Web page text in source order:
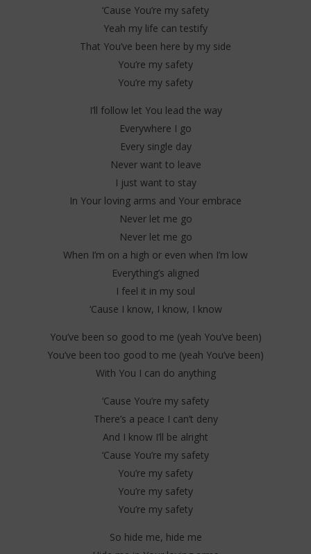
‘Cause You’re my safety
Yeah my life can testify
That You’ve been here by my side
You’re my safety
You’re my safety
I’ll follow let You lead the way
Everywhere I go
Every single day
Never want to leave
I just want to stay
In Your loving arms and Your embrace
Never let me go
Never let me go
When I’m on a high or even when I’m low
Everything’s aligned
I feel it in my soul
‘Cause I know, I know, I know
You’ve been so good to me (yeah You’ve been)
You’ve been too good to me (yeah You’ve been)
With You I can do anything
‘Cause You’re my safety
There’s a peace I can’t deny
And I know I’ll be alright
‘Cause You’re my safety
You’re my safety
You’re my safety
You’re my safety
So hide me, hide me